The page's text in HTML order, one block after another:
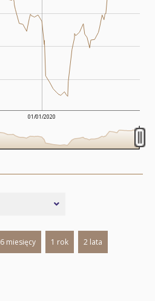
01/01/2020
6 miesięcy 1 rok 2 lata